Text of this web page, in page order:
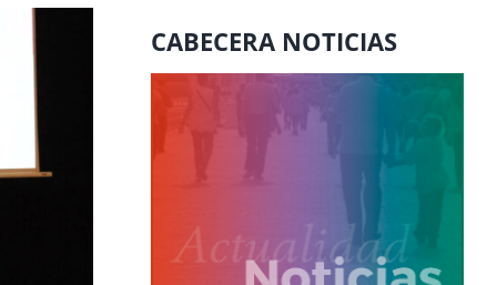
CABECERA NOTICIAS